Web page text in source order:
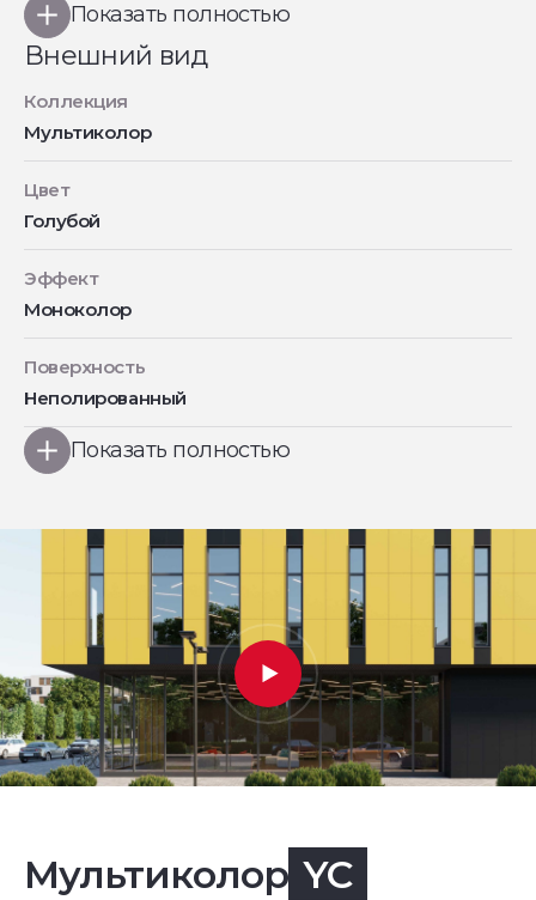
Показать полностью
Внешний вид
Коллекция
Мультиколор
Цвет
Голубой
Эффект
Моноколор
Поверхность
Неполированный
Показать полностью
Мультиколор YC